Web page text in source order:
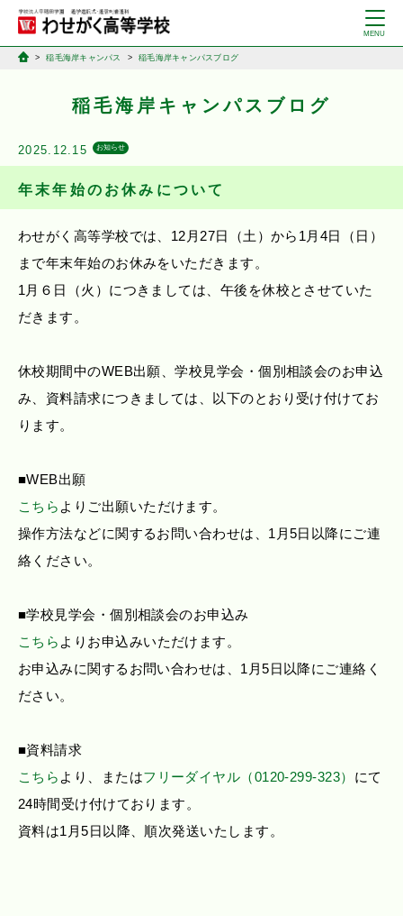
稲毛海岸キャンパス 稲毛海岸キャンパスブログ
稲毛海岸キャンパスブログ
2025.12.15 お知らせ
年末年始のお休みについて
わせがく高等学校では、12月27日（土）から1月4日（日）
まで年末年始のお休みをいただきます。
1月６日（火）につきましては、午後を休校とさせていた
だきます。
休校期間中のWEB出願、学校見学会・個別相談会のお申込
み、資料請求につきましては、以下のとおり受け付けてお
ります。
■WEB出願
こちら よりご出願いただけます。
操作方法などに関するお問い合わせは、1月5日以降にご連
絡ください。
■学校見学会・個別相談会のお申込み
こちら よりお申込みいただけます。
お申込みに関するお問い合わせは、1月5日以降にご連絡く
ださい。
■資料請求
こちら より、またはフリーダイヤル（0120-299-323） にて
24時間受け付けております。
資料は1月5日以降、順次発送いたします。